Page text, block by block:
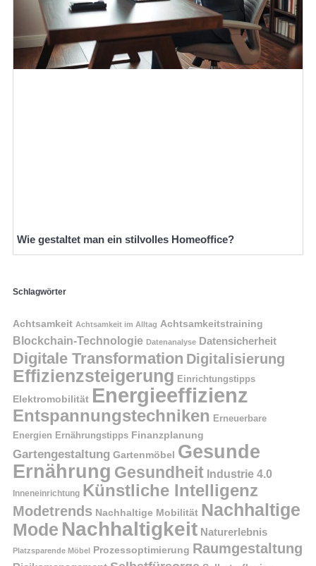
Wie gestaltet man ein stilvolles Homeoffice?
Schlagwörter
Achtsamkeit Achtsamkeit im Alltag Achtsamkeitstraining
Blockchain-Technologie Datenanalyse Datensicherheit
Digitale Transformation Digitalisierung
Effizienzsteigerung Einrichtungstipps
Elektromobilität Energieeffizienz
Entspannungstechniken Erneuerbare
Energien Ernährungstipps Finanzplanung
Gartengestaltung Gartenmöbel Gesunde
Ernährung Gesundheit Industrie 4.0
Inneneinrichtung Künstliche Intelligenz
Modetrends Nachhaltige Mobilität Nachhaltige
Mode Nachhaltigkeit Naturerlebnis
Platzsparende Möbel Prozessoptimierung Raumgestaltung